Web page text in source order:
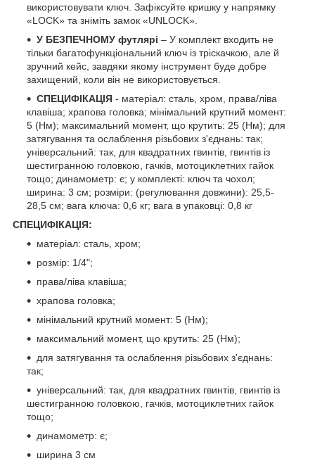
використовувати ключ. Зафіксуйте кришку у напрямку
«LOCK» та зніміть замок «UNLOCK».
У БЕЗПЕЧНОМУ футлярі – У комплект входить не
тільки багатофункціональний ключ із тріскачкою, але й
зручний кейс, завдяки якому інструмент буде добре
захищений, коли він не використовується.
СПЕЦИФІКАЦІЯ - матеріал: сталь, хром, права/ліва
клавіша; храпова головка; мінімальний крутний момент:
5 (Нм); максимальний момент, що крутить: 25 (Нм); для
затягування та ослаблення різьбових з'єднань: так;
універсальний: так, для квадратних гвинтів, гвинтів із
шестигранною головкою, гачків, мотоциклетних гайок
тощо; динамометр: є; у комплекті: ключ та чохол;
ширина: 3 см; розміри: (регулювання довжини): 25,5-
28,5 см; вага ключа: 0,6 кг; вага в упаковці: 0,8 кг
СПЕЦИФІКАЦІЯ:
матеріал: сталь, хром;
розмір: 1/4";
права/ліва клавіша;
храпова головка;
мінімальний крутний момент: 5 (Нм);
максимальний момент, що крутить: 25 (Нм);
для затягування та ослаблення різьбових з'єднань:
так;
універсальний: так, для квадратних гвинтів, гвинтів із
шестигранною головкою, гачків, мотоциклетних гайок
тощо;
динамометр: є;
ширина 3 см